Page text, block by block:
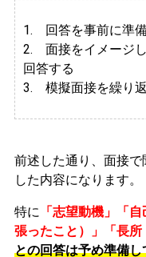
1. 回答を事前に準
2. 面接をイメージ
回答する
3. 模擬面接を繰り
前述した通り、面接
した内容になります。
特に 「志望動機」「
張ったこと）」「長所
との回答は予め準備